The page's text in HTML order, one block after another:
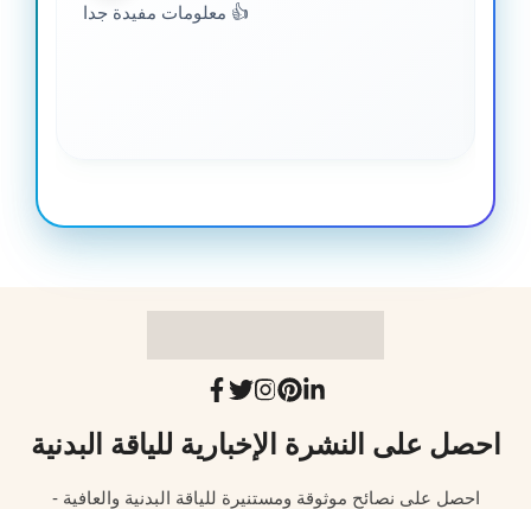
معلومات مفيدة جدا 👍
احصل على النشرة الإخبارية للياقة البدنية
احصل على نصائح موثوقة ومستنيرة للياقة البدنية والعافية -